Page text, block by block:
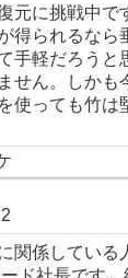
元に挑戦中
得られるなら
手軽だろうと
せん。しか
使っても竹は
関係している